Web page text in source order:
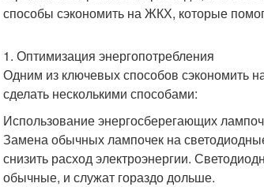
способы сэкономить на ЖКХ, которые
1. Оптимизация энергопотребления
Одним из ключевых способов сэкономить
сделать несколькими способами:
Использование энергосберегающих
Замена обычных лампочек на
снизить расход электроэнергии.
обычные, и служат гораздо дольше.